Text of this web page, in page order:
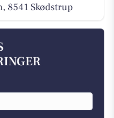
8541 Skødstrup